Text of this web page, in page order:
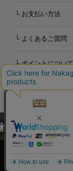
└ お支払い方法
└ よくあるご質問
└ ポイントについて
お問い合わせ
Copyright©2000-2026
Nakagawa Masashichi
当サイトでは、当サ
び利便性向上のため
関しては「プライバシ
承諾する